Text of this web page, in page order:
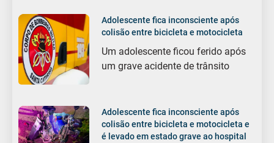
Adolescente fica inconsciente após
colisão entre bicicleta e motocicleta
Um adolescente ficou ferido após
um grave acidente de trânsito
Adolescente fica inconsciente após
colisão entre bicicleta e motocicleta e
é levado em estado grave ao hospital